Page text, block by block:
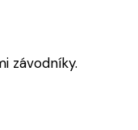
závodníky.